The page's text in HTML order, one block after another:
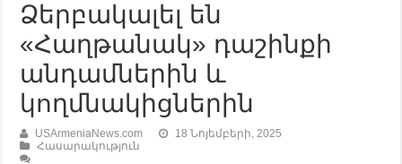
Ձերբակալել են
«Հաղթանակ» դաշինքի
անդամներին և
կողմնակիցներին
USArmeniaNews.com
18 Նոյեմբերի, 2025
Հասարակություն